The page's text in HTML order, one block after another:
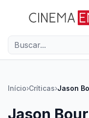
Início›Críticas›Jason
Jason